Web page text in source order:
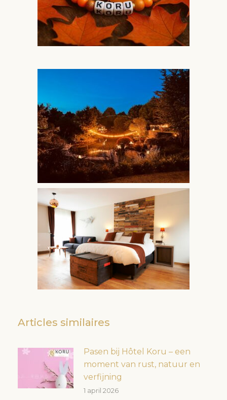
Articles similaires
Pasen bij Hôtel Koru – een
moment van rust, natuur en
verfijning
1 april 2026